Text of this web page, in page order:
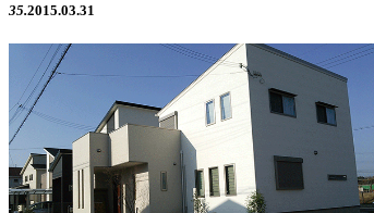
35.2015.03.31